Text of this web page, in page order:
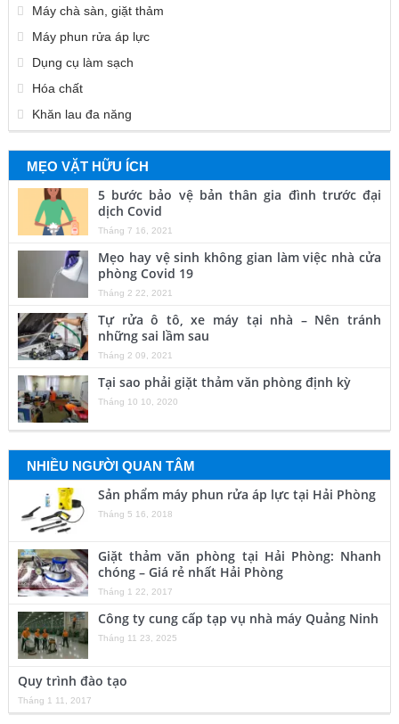
Máy chà sàn, giặt thảm
Máy phun rửa áp lực
Dụng cụ làm sạch
Hóa chất
Khăn lau đa năng
MẸO VẶT HỮU ÍCH
5 bước bảo vệ bản thân gia đình trước đại
dịch Covid
Tháng 7 16, 2021
Mẹo hay vệ sinh không gian làm việc nhà cửa
phòng Covid 19
Tháng 2 22, 2021
Tự rửa ô tô, xe máy tại nhà – Nên tránh
những sai lầm sau
Tháng 2 09, 2021
Tại sao phải giặt thảm văn phòng định kỳ
Tháng 10 10, 2020
NHIỀU NGƯỜI QUAN TÂM
Sản phẩm máy phun rửa áp lực tại Hải Phòng
Tháng 5 16, 2018
Giặt thảm văn phòng tại Hải Phòng: Nhanh
chóng – Giá rẻ nhất Hải Phòng
Tháng 1 22, 2017
Công ty cung cấp tạp vụ nhà máy Quảng Ninh
Tháng 11 23, 2025
Quy trình đào tạo
Tháng 1 11, 2017